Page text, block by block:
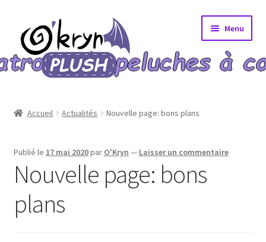
la
navigation
au
contenu
Menu
Accueil Actualités Nouvelle page: bons plans
Publié le 17 mai 2020par O'Kryn — Laisser un commentaire
Nouvelle page: bons
plans